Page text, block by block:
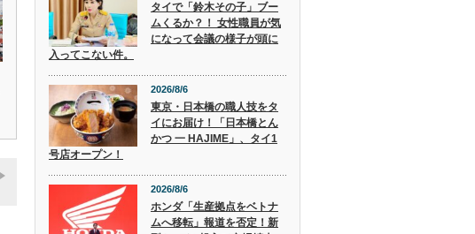
タイで「鈴木その子」ブー
ムくるか？！ 女性職員が気
になって会議の様子が頭に
入ってこない件。
2026/8/6
東京・日本橋の職人技をタ
イにお届け！「日本橋とん
かつ 一 HAJIME」、タイ1
号店オープン！
2026/8/6
ホンダ「生産拠点をベトナ
ムへ移転」報道を否定！新